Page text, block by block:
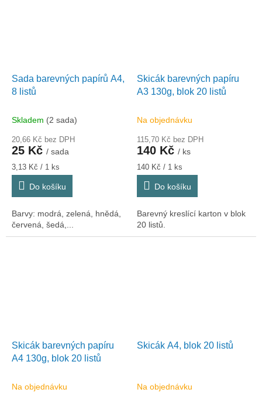
Sada barevných papírů A4,
8 listů
Skladem (2 sada)
20,66 Kč bez DPH
25 Kč / sada
Měrná
cena:
3,13 Kč / 1 ks
Do košíku
Barvy: modrá, zelená, hnědá,
červená, šedá,...
Skicák barevných papíru
A3 130g, blok 20 listů
Na objednávku
115,70 Kč bez DPH
140 Kč / ks
Měrná
cena:
140 Kč / 1 ks
Do košíku
Barevný kreslící karton v blok
20 listů.
Skicák barevných papíru
A4 130g, blok 20 listů
Na objednávku
Skicák A4, blok 20 listů
Na objednávku